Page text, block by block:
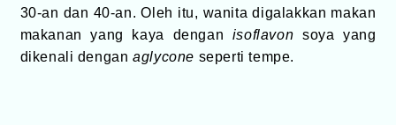
30-an dan 40-an. Oleh itu, wanita digalakkan makan
makanan yang kaya dengan isoflavon soya yang
dikenali denganaglycone seperti tempe.